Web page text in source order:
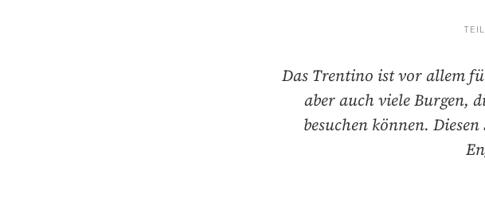
Das Trentino ist vor allem
aber auch viele Burgen,
besuchen können.